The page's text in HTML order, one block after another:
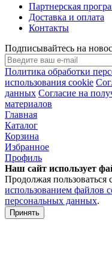
Партнерская
Доставка и оплата
Контакты
Подписывайтесь на
Политика обработки
использования cookie
данных Согласие на
материалов
Главная
Каталог
Корзина
Избранное
Профиль
Наш сайт использует
Продолжая пользоваться
использованием файлов
персональных данных.
Принять